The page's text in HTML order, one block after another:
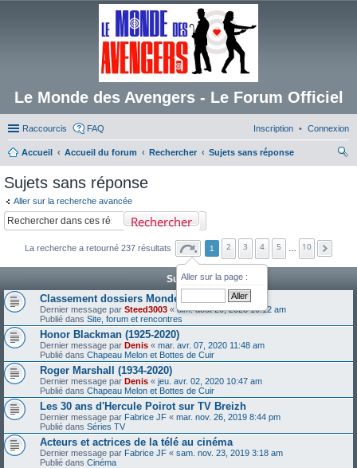
Le Monde des Avengers - Le Forum Officiel
Raccourcis FAQ Connexion
Inscription
Accueil Accueil du forum Rechercher
Sujets sans réponse
Sujets sans réponse
Aller sur la recherche avancée
Rechercher
La recherche a retourné 237 résultats
Aller sur la page :
1 2 3 4 5 10
Sujets
Classement dossiers Monde des Avengers
Dernier message par Steed3003 «dim. août 20, 2023 10:12 am
Publié dans Site, forum et rencontres
Honor Blackman (1925-2020)
Dernier message par Denis « mar. avr. 07, 2020 11:48 am
Publié dans Chapeau Melon et Bottes de Cuir
Roger Marshall (1934-2020)
Dernier message par Denis « jeu. avr. 02, 2020 10:47 am
Publié dans Chapeau Melon et Bottes de Cuir
Les 30 ans d'Hercule Poirot sur TV Breizh
Dernier message par Fabrice JF « mar. nov. 26, 2019 8:44 pm
Publié dans Séries TV
Acteurs et actrices de la télé au cinéma
Dernier message par Fabrice JF « sam. nov. 23, 2019 3:18 am
Publié dans Cinéma